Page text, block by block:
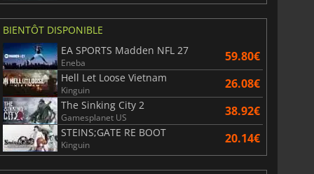
BIENTÔT DISPONIBLE
EA SPORTS Madden NFL 27
Eneba 59.80€
Hell Let Loose Vietnam
Kinguin 26.08€
The Sinking City 2
Gamesplanet US 38.92€
STEINS;GATE RE BOOT
Kinguin 20.14€